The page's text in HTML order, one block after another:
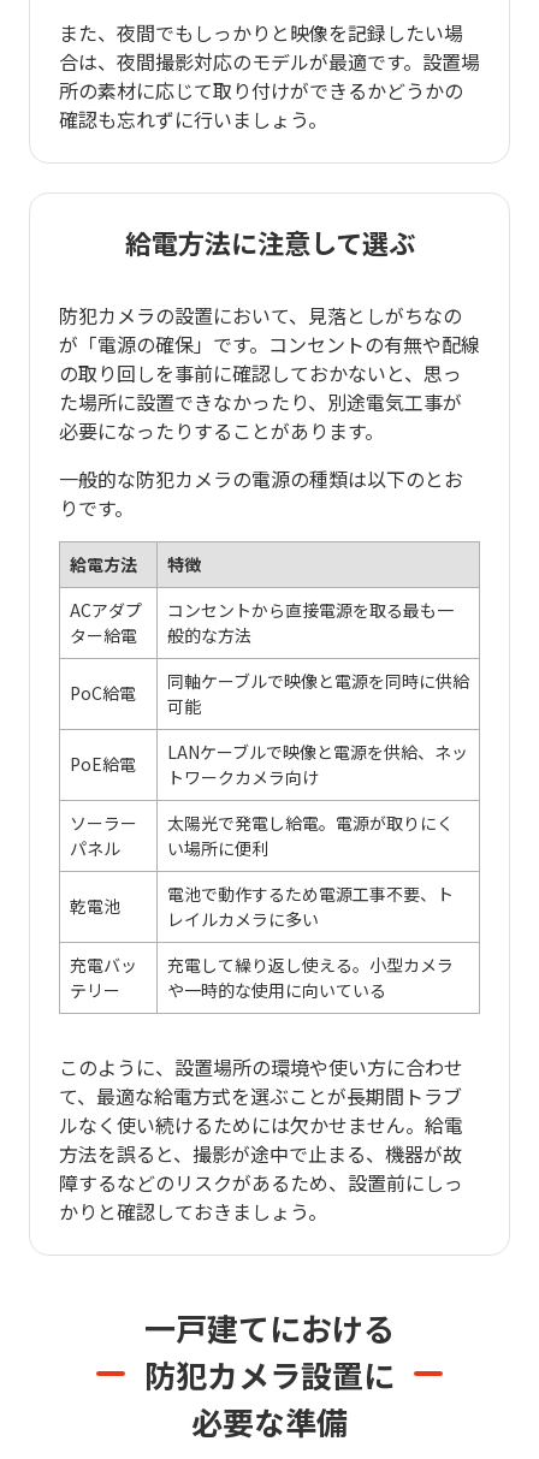
また、夜間でもしっかりと映像を記録したい場
合は、夜間撮影対応のモデルが最適です。設置場
所の素材に応じて取り付けができるかどうかの
確認も忘れずに行いましょう。
給電方法に注意して選ぶ
防犯カメラの設置において、見落としがちなの
が「電源の確保」です。コンセントの有無や配線
の取り回しを事前に確認しておかないと、思っ
た場所に設置できなかったり、別途電気工事が
必要になったりすることがあります。
一般的な防犯カメラの電源の種類は以下のとお
りです。
給電方法
特徴
ACアダプ
ター給電
コンセントから直接電源を取る最も一
般的な方法
PoC給電
同軸ケーブルで映像と電源を同時に供給
可能
PoE給電
LANケーブルで映像と電源を供給、ネッ
トワークカメラ向け
ソーラー
パネル
太陽光で発電し給電。電源が取りにく
い場所に便利
乾電池
電池で動作するため電源工事不要、ト
レイルカメラに多い
充電バッ
テリー
充電して繰り返し使える。小型カメラ
や一時的な使用に向いている
このように、設置場所の環境や使い方に合わせ
て、最適な給電方式を選ぶことが長期間トラブ
ルなく使い続けるためには欠かせません。給電
方法を誤ると、撮影が途中で止まる、機器が故
障するなどのリスクがあるため、設置前にしっ
かりと確認しておきましょう。
一戸建てにおける
防犯カメラ設置に
必要な準備